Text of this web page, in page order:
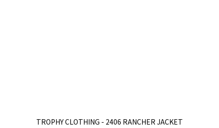
TROPHY CLOTHING - 2406 RANCHER JACKET